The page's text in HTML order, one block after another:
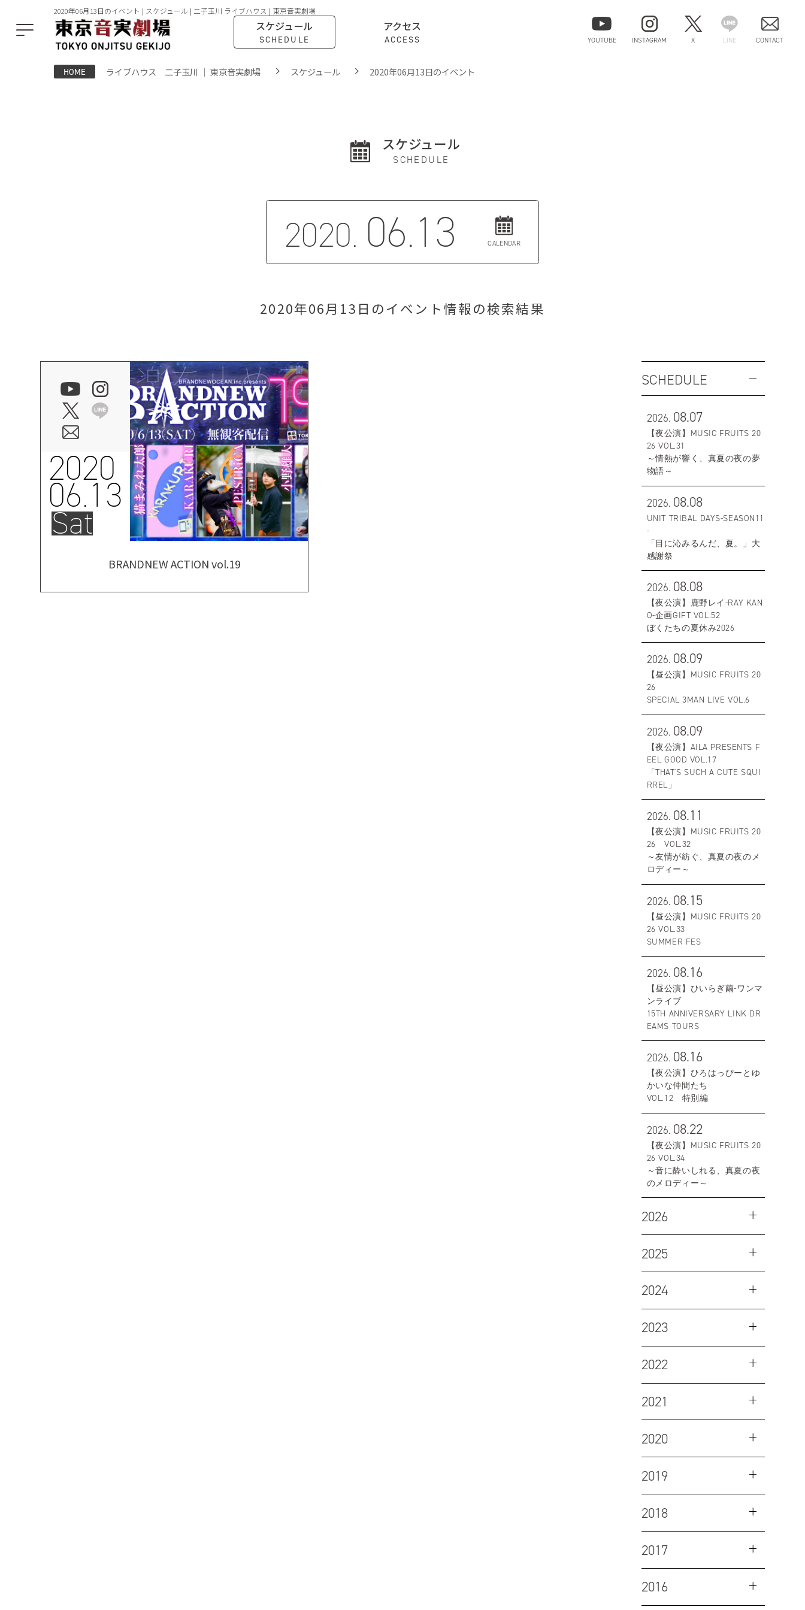
2020年06月13日のイベント | スケジュール | 二子玉川 ライブハウス | 東京音実劇場
スケジュール
SCHEDULE
アクセス
ACCESS YOUTUBE INSTAGRAM X LINE CONTACT
HOME ライブハウス 二子玉川 ｜ 東京音実劇場 スケジュール 2020年06月13日のイベント
スケジュール
SCHEDULE
2020. 06.13 CALENDAR
2020年06月13日のイベント情報の検索結果
2020
06.13
Sat
BRANDNEW ACTION vol.19
SCHEDULE
2026. 08.07
【夜公演】MUSIC FRUITS 20
26 VOL.31
～情熱が響く、真夏の夜の夢
物語～
2026. 08.08
UNIT TRIBAL DAYS-SEASON11
-
「目に沁みるんだ、夏。」大
感謝祭
2026. 08.08
【夜公演】鹿野レイ-RAY KAN
O-企画GIFT VOL.52
ぼくたちの夏休み2026
2026. 08.09
【昼公演】MUSIC FRUITS 20
26
SPECIAL 3MAN LIVE VOL.6
2026. 08.09
【夜公演】AILA PRESENTS F
EEL GOOD VOL.17
「THAT'S SUCH A CUTE SQUI
RREL」
2026. 08.11
【夜公演】MUSIC FRUITS 20
26 VOL.32
～友情が紡ぐ、真夏の夜のメ
ロディー～
2026. 08.15
【昼公演】MUSIC FRUITS 20
26 VOL.33
SUMMER FES
2026. 08.16
【昼公演】ひいらぎ繭-ワンマ
ンライブ
15TH ANNIVERSARY LINK DR
EAMS TOURS
2026. 08.16
【夜公演】ひろはっぴーとゆ
かいな仲間たち
VOL.12 特別編
2026. 08.22
【夜公演】MUSIC FRUITS 20
26 VOL.34
～音に酔いしれる、真夏の夜
のメロディー～
2026
2025
2024
2023
2022
2021
2020
2019
2018
2017
2016